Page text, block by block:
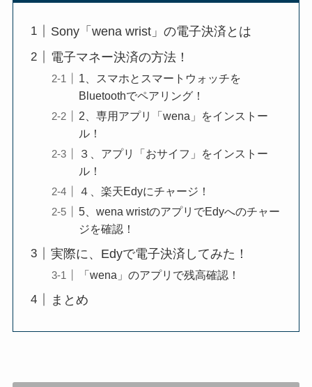
Sony「wena wrist」の電子決済とは
電子マネー決済の方法！
1、スマホとスマートウォッチを
Bluetoothでペアリング！
2、専用アプリ「wena」をインストー
ル！
３、アプリ「おサイフ」をインストー
ル！
４、楽天Edyにチャージ！
5、wena wristのアプリでEdyへのチャー
ジを確認！
実際に、Edyで電子決済してみた！
「wena」のアプリで残高確認！
まとめ